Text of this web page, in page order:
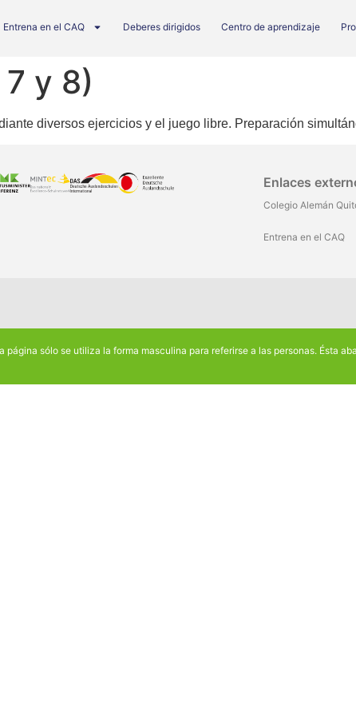
Entrena en el CAQ Deberes dirigidos Centro de aprendizaje
y 8)
diversos ejercicios y el juego libre. Preparación
Enlaces
Colegio Alemán
Entrena en el CAQ
página sólo se utiliza la forma masculina para referirse a las personas. Ésta